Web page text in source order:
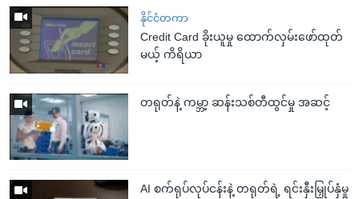
နိုင်ငံတကာ
Credit Card ခိုးယူမှု ထောက်လှမ်းဖော်ထုတ်
မယ့် ကိရိယာ
တရုတ်နဲ့ ကမ္ဘာ့ ဆန်းသစ်တီထွင်မှု အဆင့်
AI စက်ရုပ်လုပ်ငန်းနဲ့ တရုတ်ရဲ့ ရင်းနှီးမြှုပ်နှံမှု